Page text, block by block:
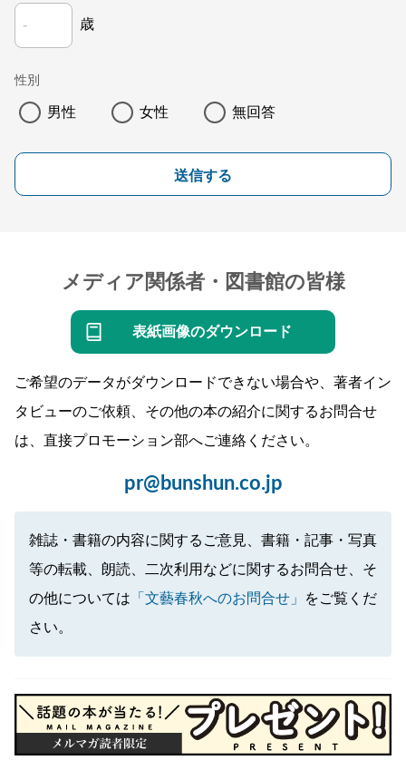
歳
性別
男性 女性 無回答
送信する
メディア関係者・図書館の皆様
表紙画像のダウンロード
ご希望のデータがダウンロードできない場合や、著者イン
タビューのご依頼、その他の本の紹介に関するお問合せ
は、直接プロモーション部へご連絡ください。
pr@bunshun.co.jp
雑誌・書籍の内容に関するご意見、書籍・記事・写真
等の転載、朗読、二次利用などに関するお問合せ、そ
の他については 「文藝春秋へのお問合せ」
をご覧くだ
さい。